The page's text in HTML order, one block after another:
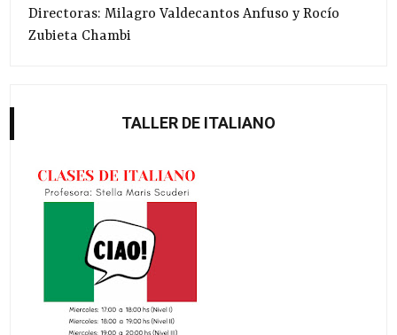
Directoras: Milagro Valdecantos Anfuso y Rocío
Zubieta Chambi
TALLER DE ITALIANO